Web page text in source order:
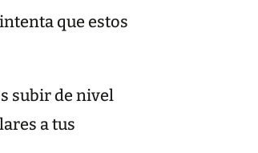
que estos
subir de nivel
a tus